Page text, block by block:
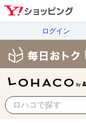
ログイン
チャック付ポリ袋